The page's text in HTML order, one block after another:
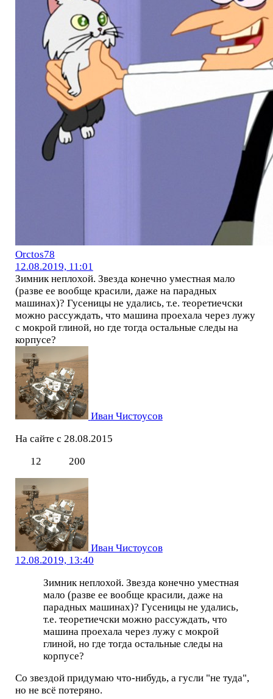
Orctos78
12.08.2019, 11:01
Зимник неплохой. Звезда конечно уместная мало
(разве ее вообще красили, даже на парадных
машинах)? Гусеницы не удались, т.е. теоретиечски
можно рассуждать, что машина проехала через лужу
с мокрой глиной, но где тогда остальные следы на
корпусе?
Иван Чистоусов
На сайте с 28.08.2015
12
200
Иван Чистоусов
12.08.2019, 13:40
Зимник неплохой. Звезда конечно уместная
мало (разве ее вообще красили, даже на
парадных машинах)? Гусеницы не удались,
т.е. теоретиечски можно рассуждать, что
машина проехала через лужу с мокрой
глиной, но где тогда остальные следы на
корпусе?
Со звездой придумаю что-нибудь, а гусли "не туда",
но не всё потеряно.